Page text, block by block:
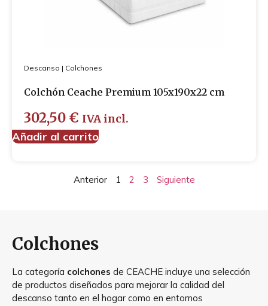
Descanso | Colchones
Colchón Ceache Premium 105x190x22 cm
302,50 € IVA incl.
Añadir al carrito
Anterior 1 2 3 Siguiente
Colchones
La categoría colchones de CEACHE incluye una selección
de productos diseñados para mejorar la calidad del
descanso tanto en el hogar como en entornos